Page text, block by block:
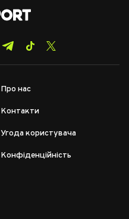
Про нас
Контакти
Угода користувача
Конфіденційність